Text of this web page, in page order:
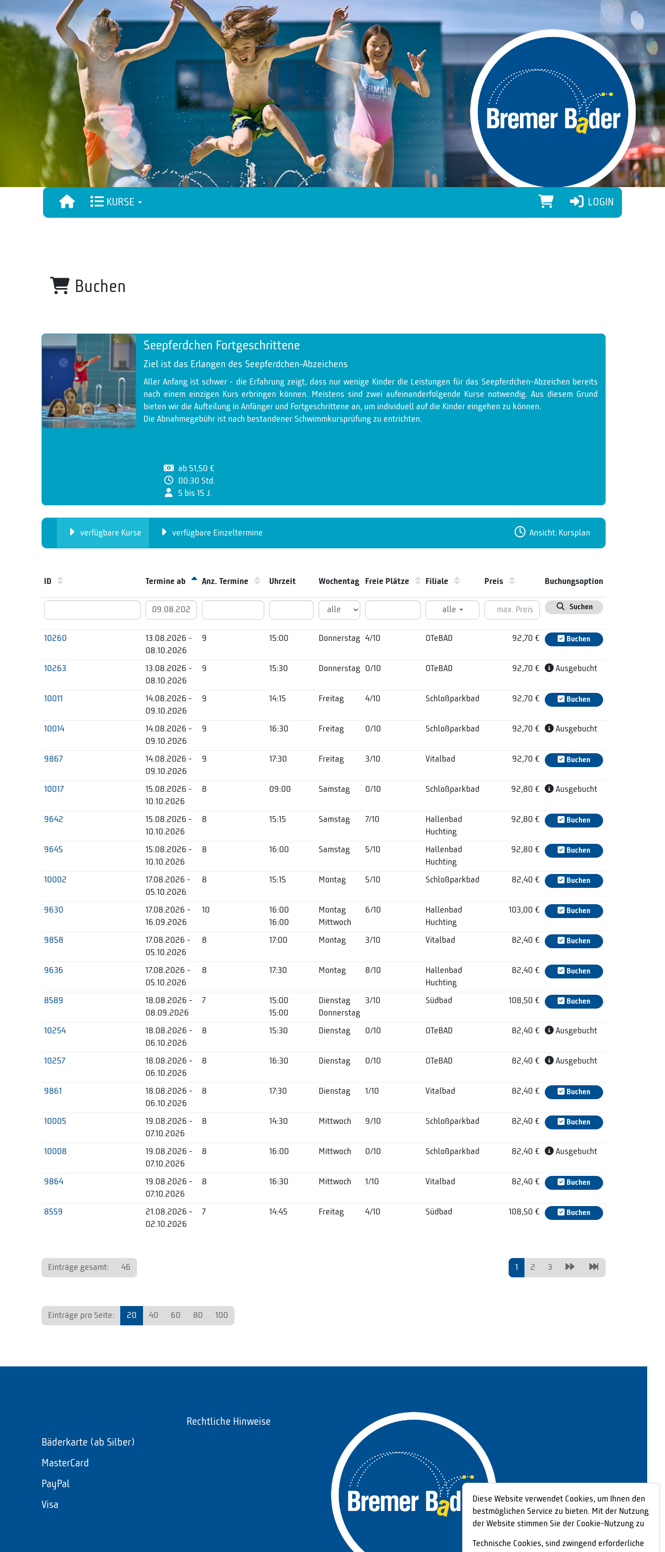
KURSE LOGIN
Buchen
Seepferdchen Fortgeschrittene
Ziel ist das Erlangen des Seepferdchen-Abzeichens
Aller Anfang ist schwer - die Erfahrung zeigt, dass nur wenige Kinder die Leistungen für das Seepferdchen-Abzeichen bereits
nach einem einzigen Kurs erbringen können. Meistens sind zwei aufeinanderfolgende Kurse notwendig. Aus diesem Grund
bieten wir die Aufteilung in Anfänger und Fortgeschrittene an, um individuell auf die Kinder eingehen zu können.
Die Abnahmegebühr ist nach bestandener Schwimmkursprüfung zu entrichten.
ab 51,50 €
00:30 Std.
5 bis 15 J.
verfügbare Kurse verfügbare Einzeltermine Ansicht: Kursplan
ID Termine ab Anz. Termine Uhrzeit Wochentag Freie Plätze Filiale Preis Buchungsoption
alle Suchen
10260
13.08.2026 -
08.10.2026
9 15:00 Donnerstag 4/10 OTeBAD 92,70 € Buchen
10263
13.08.2026 -
08.10.2026
9 15:30 Donnerstag 0/10 OTeBAD 92,70 € Ausgebucht
10011
14.08.2026 -
09.10.2026
9 14:15 Freitag 4/10 Schloßparkbad 92,70 € Buchen
10014
14.08.2026 -
09.10.2026
9 16:30 Freitag 0/10 Schloßparkbad 92,70 € Ausgebucht
9867
14.08.2026 -
09.10.2026
9 17:30 Freitag 3/10 Vitalbad 92,70 € Buchen
10017
15.08.2026 -
10.10.2026
8 09:00 Samstag 0/10 Schloßparkbad 92,80 € Ausgebucht
9642
15.08.2026 -
10.10.2026
8 15:15 Samstag 7/10
Hallenbad
Huchting
92,80 € Buchen
9645
15.08.2026 -
10.10.2026
8 16:00 Samstag 5/10
Hallenbad
Huchting
92,80 € Buchen
10002
17.08.2026 -
05.10.2026
8 15:15 Montag 5/10 Schloßparkbad 82,40 € Buchen
9630
17.08.2026 -
16.09.2026
10
16:00
16:00
Montag
Mittwoch
6/10
Hallenbad
Huchting
103,00 € Buchen
9858
17.08.2026 -
05.10.2026
8 17:00 Montag 3/10 Vitalbad 82,40 € Buchen
9636
17.08.2026 -
05.10.2026
8 17:30 Montag 8/10
Hallenbad
Huchting
82,40 € Buchen
8589
18.08.2026 -
08.09.2026
7
15:00
15:00
Dienstag
Donnerstag
3/10 Südbad 108,50 € Buchen
10254
18.08.2026 -
06.10.2026
8 15:30 Dienstag 0/10 OTeBAD 82,40 € Ausgebucht
10257
18.08.2026 -
06.10.2026
8 16:30 Dienstag 0/10 OTeBAD 82,40 € Ausgebucht
9861
18.08.2026 -
06.10.2026
8 17:30 Dienstag 1/10 Vitalbad 82,40 € Buchen
10005
19.08.2026 -
07.10.2026
8 14:30 Mittwoch 9/10 Schloßparkbad 82,40 € Buchen
10008
19.08.2026 -
07.10.2026
8 16:00 Mittwoch 0/10 Schloßparkbad 82,40 € Ausgebucht
9864
19.08.2026 -
07.10.2026
8 16:30 Mittwoch 1/10 Vitalbad 82,40 € Buchen
8559
21.08.2026 -
02.10.2026
7 14:45 Freitag 4/10 Südbad 108,50 € Buchen
1 2 3
Einträge gesamt: 46
Einträge pro Seite: 20 40 60 80 100
Bäderkarte (ab Silber)
MasterCard
PayPal
Visa
Rechtliche Hinweise
Diese Website verwendet Cookies, um Ihnen den
bestmöglichen Service zu bieten. Mit der Nutzung
der Website stimmen Sie der Cookie-Nutzung zu
Technische Cookies, sind zwingend erforderliche